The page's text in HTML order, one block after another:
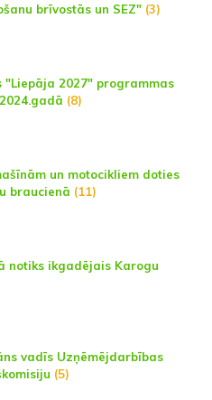
brīvostās un SEZ" (3)
"Liepāja 2027" programmas
(8)
un motocikliem doties
braucienā (11)
notiks ikgadējais Karogu
vadīs Uzņēmējdarbības
(5)